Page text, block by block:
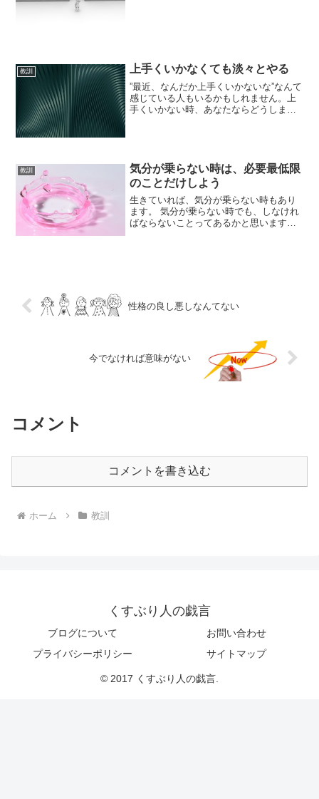
教訓 上手くいかなくても淡々とやる
”最近、なんだか上手くいかないな”なんて
感じている人もいるかもしれません。上
手くいかない時、あなたならどうします
教訓
気分が乗らない時は、必要最低限
のことだけしよう
生きていれば、気分が乗らない時もあり
ます。 気分が乗らない時でも、しなけれ
ばならないことってあるかと思います
性格の良し悪しなんてない
今でなければ意味がない
コメント
コメントを書き込む
ホーム 教訓
くすぶり人の戯言
ブログについて
お問い合わせ
プライバシーポリシー
サイトマップ
© 2017 くすぶり人の戯言.